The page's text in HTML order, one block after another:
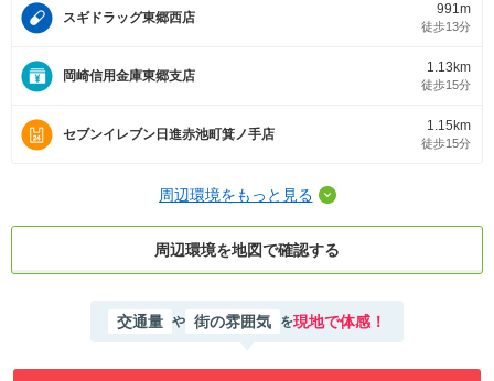
スギドラッグ東郷西店
991m
徒歩13分
岡崎信用金庫東郷支店
1.13km
徒歩15分
セブンイレブン日進赤池町箕ノ手店
1.15km
徒歩15分
周辺環境をもっと見る
周辺環境を地図で確認する
交通量 や 街の雰囲気 を現地で体感！